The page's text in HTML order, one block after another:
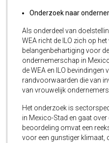
Onderzoek naar
Als onderdeel van
WEA richt de ILO zich op
belangenbehartiging voor
ondernemerschap in
de WEA en ILO bevindingen
randvoorwaarden die van
van vrouwelijk
Het onderzoek is
in Mexico-Stad en gaat over
beoordeling omvat een
voor een gunstiger klimaat,